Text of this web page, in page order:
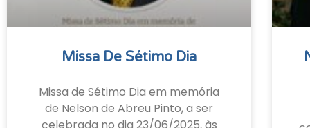
Missa De Sétimo Dia
Missa de Sétimo Dia em memória
de Nelson de Abreu Pinto, a ser